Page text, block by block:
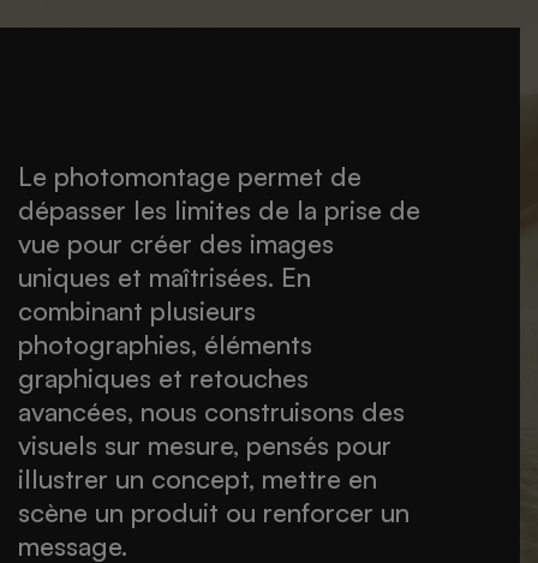
Le photomontage permet de
dépasser les limites de la prise de
vue pour créer des images
uniques et maîtrisées. En
combinant plusieurs
photographies, éléments
graphiques et retouches
avancées, nous construisons des
visuels sur mesure, pensés pour
illustrer un concept, mettre en
scène un produit ou renforcer un
message.